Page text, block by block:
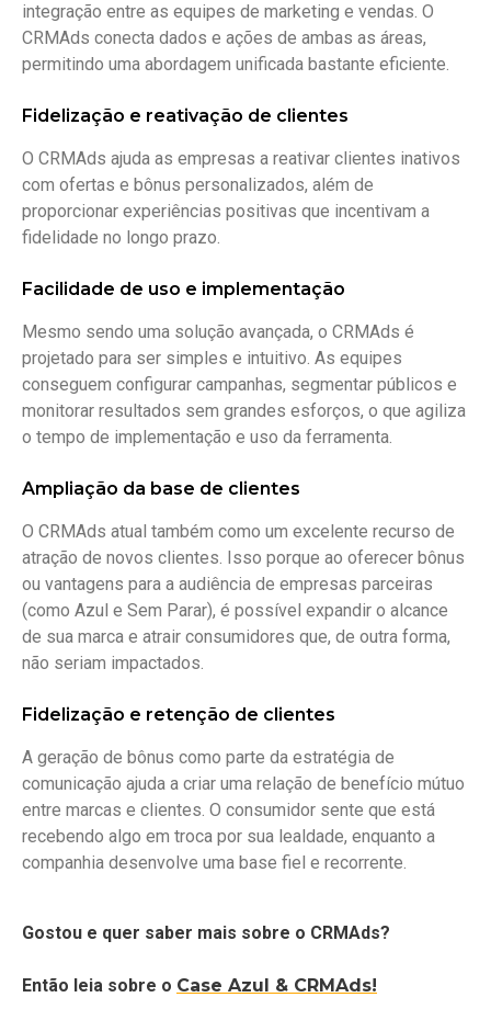
integração entre as equipes de marketing e vendas. O
CRMAds conecta dados e ações de ambas as áreas,
permitindo uma abordagem unificada bastante eficiente.
Fidelização e reativação de clientes
O CRMAds ajuda as empresas a reativar clientes inativos
com ofertas e bônus personalizados, além de
proporcionar experiências positivas que incentivam a
fidelidade no longo prazo.
Facilidade de uso e implementação
Mesmo sendo uma solução avançada, o CRMAds é
projetado para ser simples e intuitivo. As equipes
conseguem configurar campanhas, segmentar públicos e
monitorar resultados sem grandes esforços, o que agiliza
o tempo de implementação e uso da ferramenta.
Ampliação da base de clientes
O CRMAds atual também como um excelente recurso de
atração de novos clientes. Isso porque ao oferecer bônus
ou vantagens para a audiência de empresas parceiras
(como Azul e Sem Parar), é possível expandir o alcance
de sua marca e atrair consumidores que, de outra forma,
não seriam impactados.
Fidelização e retenção de clientes
A geração de bônus como parte da estratégia de
comunicação ajuda a criar uma relação de benefício mútuo
entre marcas e clientes. O consumidor sente que está
recebendo algo em troca por sua lealdade, enquanto a
companhia desenvolve uma base fiel e recorrente.
Gostou e quer saber mais sobre o CRMAds?
Então leia sobre o Case Azul & CRMAds!